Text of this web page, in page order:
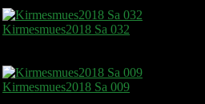
Kirmesmues2018 Sa 032
Kirmesmues2018 Sa 009